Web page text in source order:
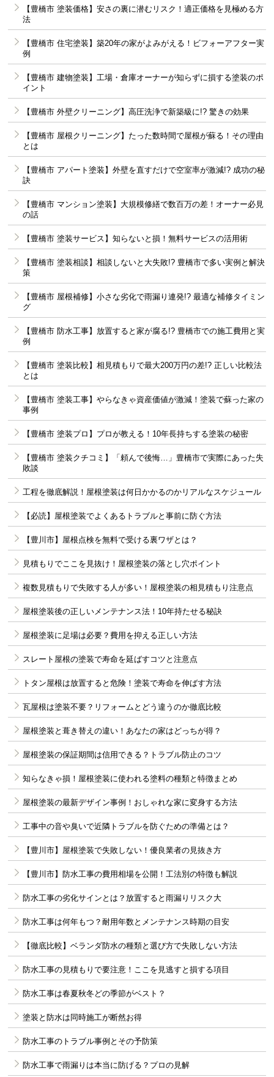
【豊橋市 塗装価格】安さの裏に潜むリスク！適正価格を見極める方
法
【豊橋市 住宅塗装】築20年の家がよみがえる！ビフォーアフター実
例
【豊橋市 建物塗装】工場・倉庫オーナーが知らずに損する塗装のポ
イント
【豊橋市 外壁クリーニング】高圧洗浄で新築級に!? 驚きの効果
【豊橋市 屋根クリーニング】たった数時間で屋根が蘇る！その理由
とは
【豊橋市 アパート塗装】外壁を直すだけで空室率が激減!? 成功の秘
訣
【豊橋市 マンション塗装】大規模修繕で数百万の差！オーナー必見
の話
【豊橋市 塗装サービス】知らないと損！無料サービスの活用術
【豊橋市 塗装相談】相談しないと大失敗!? 豊橋市で多い実例と解決
策
【豊橋市 屋根補修】小さな劣化で雨漏り連発!? 最適な補修タイミン
グ
【豊橋市 防水工事】放置すると家が腐る!? 豊橋市での施工費用と実
例
【豊橋市 塗装比較】相見積もりで最大200万円の差!? 正しい比較法
とは
【豊橋市 塗装工事】やらなきゃ資産価値が激減！塗装で蘇った家の
事例
【豊橋市 塗装プロ】プロが教える！10年長持ちする塗装の秘密
【豊橋市 塗装クチコミ】「頼んで後悔…」豊橋市で実際にあった失
敗談
工程を徹底解説！屋根塗装は何日かかるのかリアルなスケジュール
【必読】屋根塗装でよくあるトラブルと事前に防ぐ方法
【豊川市】屋根点検を無料で受ける裏ワザとは？
見積もりでここを見抜け！屋根塗装の落とし穴ポイント
複数見積もりで失敗する人が多い！屋根塗装の相見積もり注意点
屋根塗装後の正しいメンテナンス法！10年持たせる秘訣
屋根塗装に足場は必要？費用を抑える正しい方法
スレート屋根の塗装で寿命を延ばすコツと注意点
トタン屋根は放置すると危険！塗装で寿命を伸ばす方法
瓦屋根は塗装不要？リフォームとどう違うのか徹底比較
屋根塗装と葺き替えの違い！あなたの家はどっちが得？
屋根塗装の保証期間は信用できる？トラブル防止のコツ
知らなきゃ損！屋根塗装に使われる塗料の種類と特徴まとめ
屋根塗装の最新デザイン事例！おしゃれな家に変身する方法
工事中の音や臭いで近隣トラブルを防ぐための準備とは？
【豊川市】屋根塗装で失敗しない！優良業者の見抜き方
【豊川市】防水工事の費用相場を公開！工法別の特徴も解説
防水工事の劣化サインとは？放置すると雨漏りリスク大
防水工事は何年もつ？耐用年数とメンテナンス時期の目安
【徹底比較】ベランダ防水の種類と選び方で失敗しない方法
防水工事の見積もりで要注意！ここを見逃すと損する項目
防水工事は春夏秋冬どの季節がベスト？
塗装と防水は同時施工が断然お得
防水工事のトラブル事例とその予防策
防水工事で雨漏りは本当に防げる？プロの見解